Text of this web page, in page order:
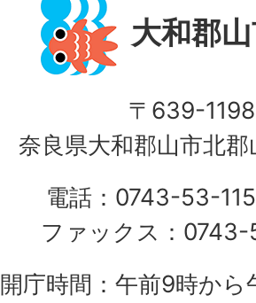
大和郡
〒639-1198
奈良県大和郡山市北
電話：0743-53-
ファックス：
開庁時間：午前9時か